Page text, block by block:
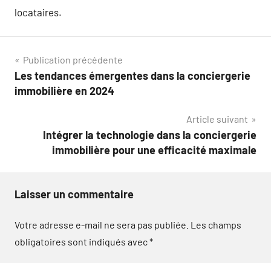
locataires.
Navigation
de
Publication précédente
Les tendances émergentes dans la conciergerie
immobilière en 2024
Article suivant
Intégrer la technologie dans la conciergerie
immobilière pour une efficacité maximale
Laisser un commentaire
Votre adresse e-mail ne sera pas publiée. Les champs
obligatoires sont indiqués avec*